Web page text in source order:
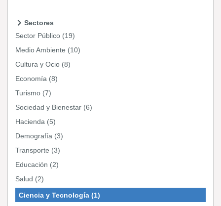
Sectores
Sector Público (19)
Medio Ambiente (10)
Cultura y Ocio (8)
Economía (8)
Turismo (7)
Sociedad y Bienestar (6)
Hacienda (5)
Demografía (3)
Transporte (3)
Educación (2)
Salud (2)
Ciencia y Tecnología (1)